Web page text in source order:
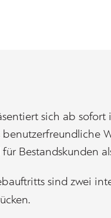
sich ab
Bestandskunden
sind zwei